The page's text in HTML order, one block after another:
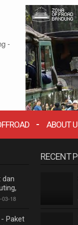
-
ABOUT
dan
03-18
Paket
RECENT